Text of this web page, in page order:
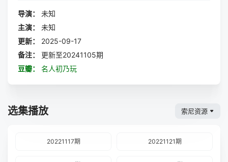
导演：
未知
主演：
未知
更新：
2025-09-17
备注：
更新至20241105期
豆瓣：
名人初乃玩
选集播放 索尼资源
20221117期 20221121期